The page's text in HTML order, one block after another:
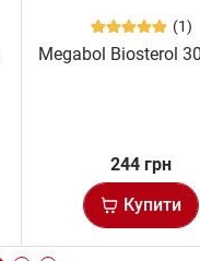
(1)
Megabol Biosterol
244 грн
Купити